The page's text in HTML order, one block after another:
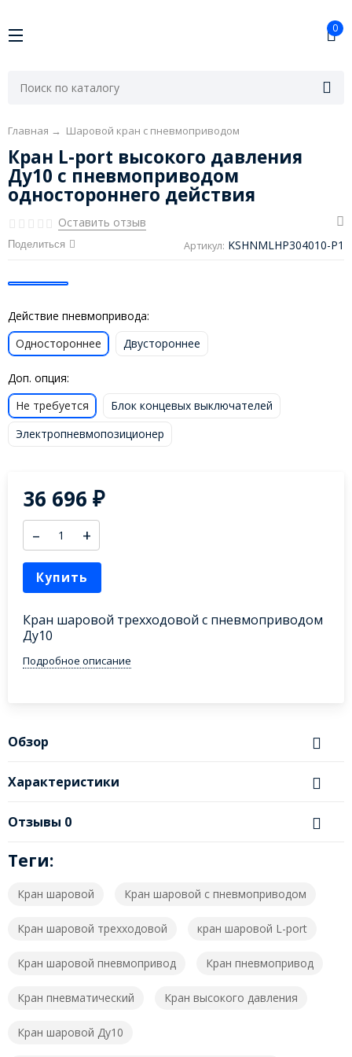
0
Главная → Шаровой кран с пневмоприводом
Кран L-port высокого давления
Ду10 с пневмоприводом
одностороннего действия
Оставить отзыв
Поделиться Артикул: KSHNMLHP304010-P1
Действие пневмопривода:
Одностороннее
Двустороннее
Доп. опция:
Не требуется
Блок концевых выключателей
Электропневмопозиционер
36 696₽
– +
Купить
Кран шаровой трехходовой с пневмоприводом
Ду10
Подробное описание
Обзор
Характеристики
Отзывы 0
Теги:
Кран шаровой Кран шаровой с пневмоприводом
Кран шаровой трехходовой кран шаровой L-port
Кран шаровой пневмопривод Кран пневмопривод
Кран пневматический Кран высокого давления
Кран шаровой Ду10